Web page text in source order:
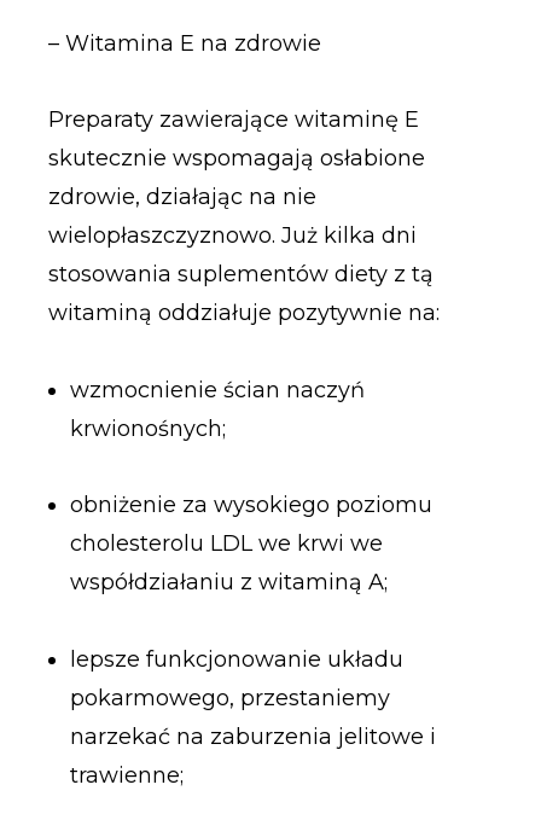
– Witamina E na zdrowie
Preparaty zawierające witaminę E
skutecznie wspomagają osłabione
zdrowie, działając na nie
wielopłaszczyznowo. Już kilka dni
stosowania suplementów diety z tą
witaminą oddziałuje pozytywnie na:
wzmocnienie ścian naczyń
krwionośnych;
obniżenie za wysokiego poziomu
cholesterolu LDL we krwi we
współdziałaniu z witaminą A;
lepsze funkcjonowanie układu
pokarmowego, przestaniemy
narzekać na zaburzenia jelitowe i
trawienne;